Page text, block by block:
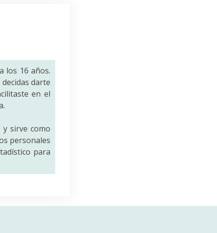
los 16 años.
darte
en el
y sirve como
personales
para